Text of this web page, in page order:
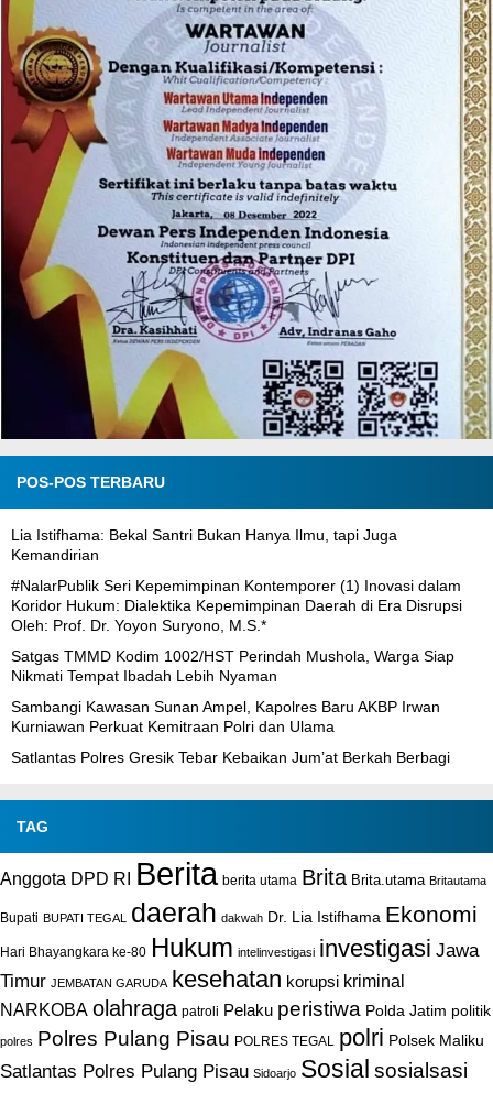
POS-POS TERBARU
Lia Istifhama: Bekal Santri Bukan Hanya Ilmu, tapi Juga
Kemandirian
#NalarPublik Seri Kepemimpinan Kontemporer (1) Inovasi dalam
Koridor Hukum: Dialektika Kepemimpinan Daerah di Era Disrupsi
Oleh: Prof. Dr. Yoyon Suryono, M.S.*
Satgas TMMD Kodim 1002/HST Perindah Mushola, Warga Siap
Nikmati Tempat Ibadah Lebih Nyaman
Sambangi Kawasan Sunan Ampel, Kapolres Baru AKBP Irwan
Kurniawan Perkuat Kemitraan Polri dan Ulama
Satlantas Polres Gresik Tebar Kebaikan Jum’at Berkah Berbagi
TAG
Anggota DPD RI Berita berita utama Brita Brita.utama Britautama
Bupati BUPATI TEGAL daerah dakwah Dr. Lia Istifhama Ekonomi
Hari Bhayangkara ke-80 Hukum intelinvestigasi investigasi Jawa
Timur JEMBATAN GARUDA kesehatan korupsi kriminal
NARKOBA olahraga patroli Pelaku peristiwa Polda Jatim politik
polres Polres Pulang Pisau POLRES TEGAL polri Polsek Maliku
Satlantas Polres Pulang Pisau Sidoarjo Sosial sosialsasi